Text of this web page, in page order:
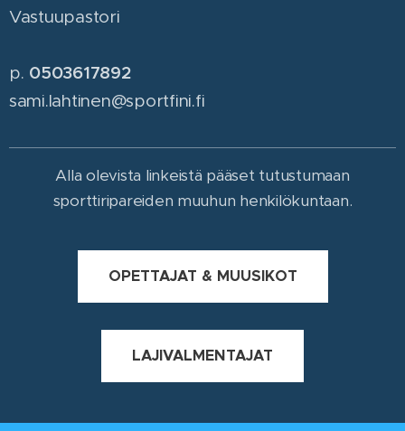
Vastuupastori
p. 0503617892
sami.lahtinen@sportfini.fi
Alla olevista linkeistä pääset tutustumaan
sporttiripareiden muuhun henkilökuntaan.
OPETTAJAT & MUUSIKOT
LAJIVALMENTAJAT